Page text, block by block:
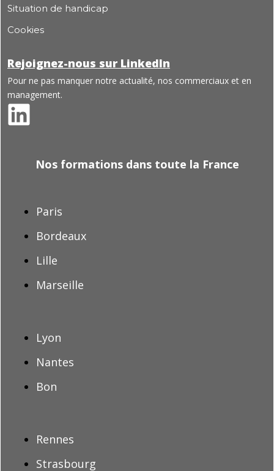
Situation de handicap
Cookies
Rejoignez-nous sur LinkedIn
Pour ne pas manquer notre actualité, nos commerciaux et en
management.
Nos formations dans toute la France
Paris
Bordeaux
Lille
Marseille
Lyon
Nantes
Bon
Rennes
Strasbourg